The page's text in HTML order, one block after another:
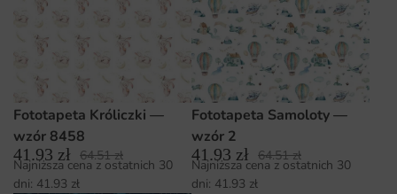
Fototapeta Króliczki —
wzór 8458
41.93 zł 64.51zł
Najniższa cena z ostatnich 30
dni: 41.93 zł
Fototapeta Samoloty —
wzór 2
41.93 zł 64.51zł
Najniższa cena z ostatnich 30
dni: 41.93 zł